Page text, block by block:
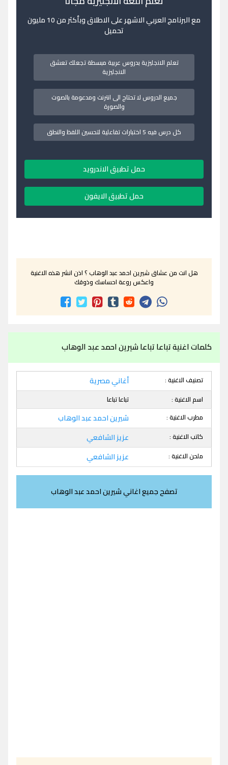
مع البرنامج العربي الاشهر على الاطلاق وبأكثر من 10 مليون
تحميل
تعلم الانجليزية بدروس عربية مبسطة تجعلك تعشق
الانجليزية
جميع الدروس لا تحتاج الى انترنت ومدعومة بالصوت
والصورة
كل درس فيه 5 اختبارات تفاعلية لتحسين اللفظ والنطق
حمل تطبيق الاندرويد
حمل تطبيق الايفون
هل انت من عشاق شيرين احمد عبد الوهاب ؟ اذن انشر هذه الاغنية
واعكس روعة احساسك وذوقك
كلمات اغنية تباعا تباعا شيرين احمد عبد الوهاب
تصنيف الاغنية : أغاني مصرية
اسم الاغنية :
تباعا تباعا
مطرب الاغنية :
شيرين احمد عبد الوهاب
كاتب الاغنية : عزيز الشافعي
ملحن الاغنية : عزيز الشافعي
تصفح جميع اغاني شيرين احمد عبد الوهاب